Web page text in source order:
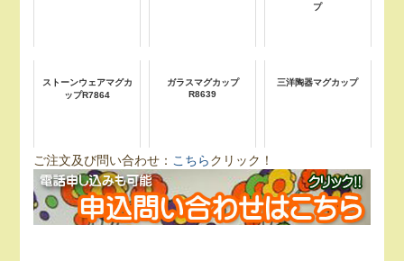
プ
ストーンウェアマグカ
ップR7864
ガラスマグカップ
R8639
三洋陶器マグカップ
ご注文及び問い合わせ： こちらクリック！